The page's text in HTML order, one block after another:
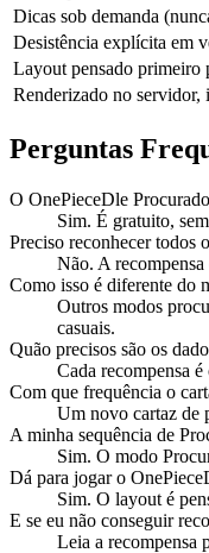
Dicas sob demanda
Desistência explícita em
Layout pensado primeiro
Renderizado no servidor,
Perguntas
O OnePieceDle
Sim. É gratuito,
Preciso reconhecer todos
Não. A recompensa
Como isso é diferente do
Outros modos
casuais.
Quão precisos são os
Cada recompensa
Com que frequência o
Um novo cartaz de
A minha sequência de
Sim. O modo
Dá para jogar o
Sim. O layout é
E se eu não conseguir
Leia a recompensa